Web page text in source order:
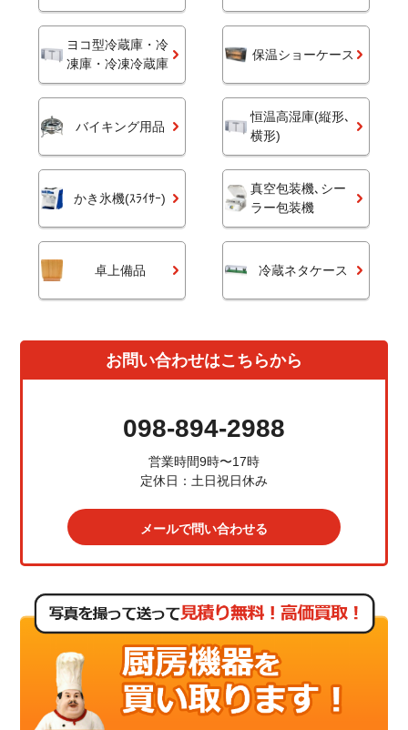
ヨコ型冷蔵庫・冷
凍庫・冷凍冷蔵庫
保温ショーケース
バイキング用品
恒温高湿庫(縦形､
横形)
かき氷機(ｽﾗｲｻｰ)
真空包装機､シー
ラー包装機
卓上備品 冷蔵ネタケース
お問い合わせはこちらから
098-894-2988
営業時間9時〜17時
定休日：土日祝日休み
メールで問い合わせる